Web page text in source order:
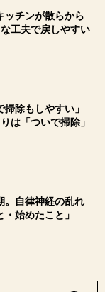
ッチンが散らから
工夫で戻しやすい
除もしやすい」
は「ついで掃除」
。自律神経の乱れ
始めたこと」